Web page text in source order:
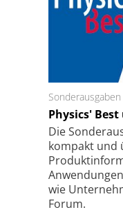
Sonderausgaben
Physics'
Die
kompakt und
wie
Forum.